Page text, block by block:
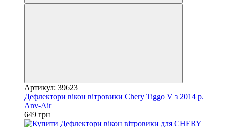
Артикул: 39623
Дефлектори вікон вітровики Chery Tiggo V з 2014 р.
Anv-Air
649 грн